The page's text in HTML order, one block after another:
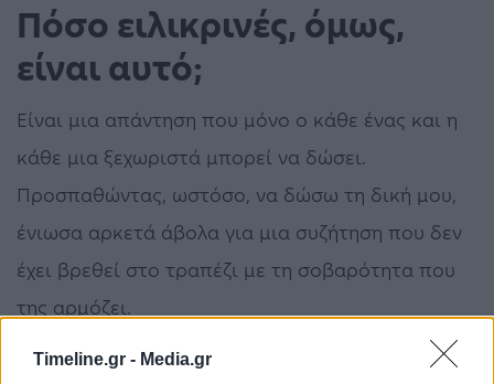
Timeline.gr - Media.gr
Πόσο ειλικρινές, όμως,
είναι αυτό;
Είναι μια απάντηση που μόνο ο κάθε ένας και η
κάθε μια ξεχωριστά μπορεί να δώσει.
Προσπαθώντας, ωστόσο, να δώσω τη δική μου,
ένιωσα αρκετά άβολα για μια συζήτηση που δεν
έχει βρεθεί στο τραπέζι με τη σοβαρότητα που
της αρμόζει.
Σε ένα υποθετικό σενάριο, το ψηφιακό